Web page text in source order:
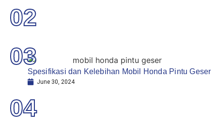
02
Spesifikasi dan Kelebihan Mobil Honda Pintu Geser
June 30, 2024
03
04